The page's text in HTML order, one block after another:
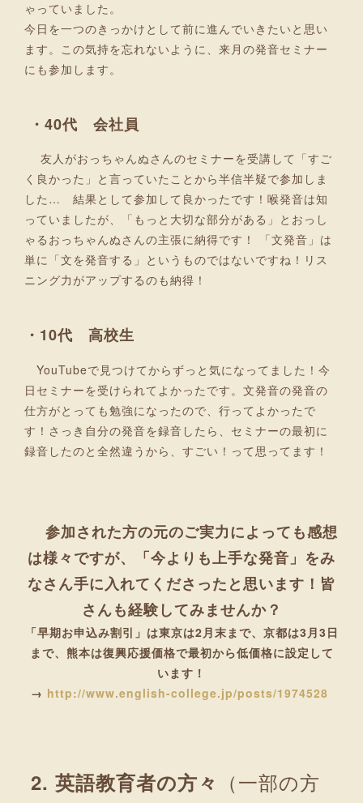
ゃっていました。
今日を一つのきっかけとして前に進んでいきたいと思い
ます。この気持を忘れないように、来月の発音セミナー
にも参加します。
・40代 会社員
友人がおっちゃんぬさんのセミナーを受講して「すご
く良かった」と言っていたことから半信半疑で参加しま
した… 結果として参加して良かったです！喉発音は知
っていましたが、「もっと大切な部分がある」とおっし
ゃるおっちゃんぬさんの主張に納得です！ 「文発音」は
単に「文を発音する」というものではないですね！リス
ニング力がアップするのも納得！
・10代 高校生
YouTubeで見つけてからずっと気になってました！今
日セミナーを受けられてよかったです。文発音の発音の
仕方がとっても勉強になったので、行ってよかったで
す！さっき自分の発音を録音したら、セミナーの最初に
録音したのと全然違うから、すごい！って思ってます！
参加された方の元のご実力によっても感想
は様々ですが、「今よりも上手な発音」をみ
なさん手に入れてくださったと思います！皆
さんも経験してみませんか？
「早期お申込み割引」は東京は2月末まで、京都は3月3日
まで、熊本は復興応援価格で最初から低価格に設定して
います！
→ http://www.english-college.jp/posts/1974528
2. 英語教育者の方々 （一部の方